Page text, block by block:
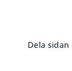
Dela sidan